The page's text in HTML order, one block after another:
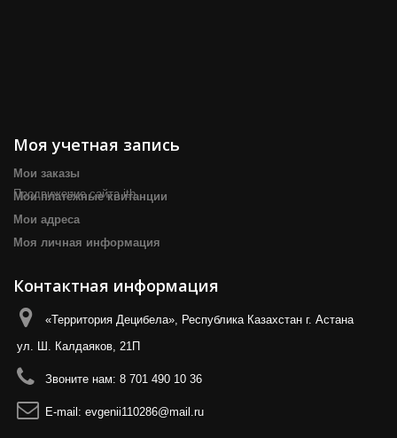
Продвижение сайта itb
Моя учетная запись
Мои заказы
Мои платёжные квитанции
Мои адреса
Моя личная информация
Контактная информация
«Территория Децибела», Республика Казахстан г. Астана
ул. Ш. Калдаяков, 21П
Звоните нам: 8 701 490 10 36
E-mail: evgenii110286@mail.ru